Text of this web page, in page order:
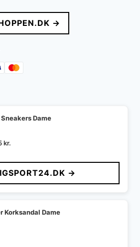
→
Dame
kr..
kr.
pris
er:
275 kr..
→
Korksandal Dame